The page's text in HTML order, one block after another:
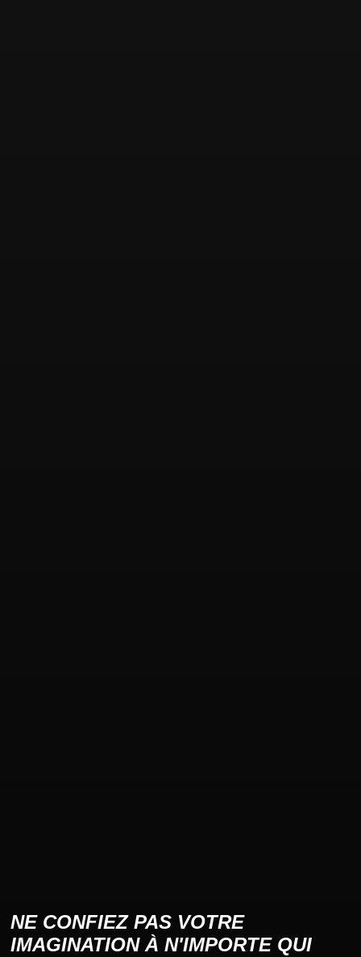
NE CONFIEZ PAS VOTRE
IMAGINATION À N'IMPORTE QUI